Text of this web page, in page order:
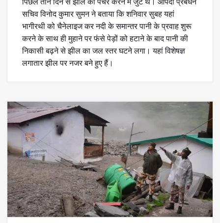
सचिव विनोद कुमार सुमन ने बताया कि शनिवार सुबह यहां
भागीरथी को चैनेलाइज कर नदी के समान्तर पानी के प्रवाह शुरू
करने के साथ ही मुहाने पर फंसे पेड़ों को हटाने के बाद पानी की
निकासी बढ़ने से झील का जल स्तर घटने लगा। यहां विशेषज्ञ
लगातार झील पर नजर बने हुए हैं।